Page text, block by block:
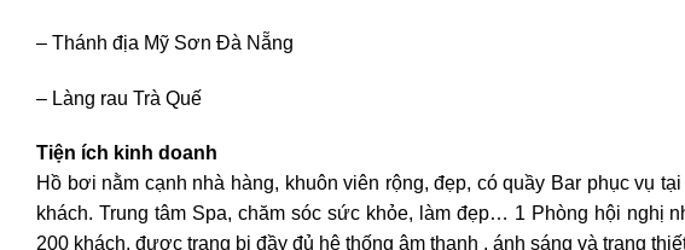
– Thánh địa Mỹ Sơn Đà Nẵng
– Làng rau Trà Quế
Tiện ích kinh doanh
Hồ bơi nằm cạnh nhà hàng, khuôn viên rộng, đẹp, có quầy Bar phục vụ
khách. Trung tâm Spa, chăm sóc sức khỏe, làm đẹp… 1 Phòng hội nghị
200 khách, được trang bị đầy đủ hệ thống âm thanh , ánh sáng và trang